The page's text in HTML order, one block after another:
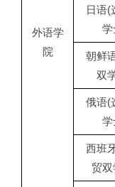
外语学
院
日语(
学
朝鲜
双
俄语(
学
西班
贸